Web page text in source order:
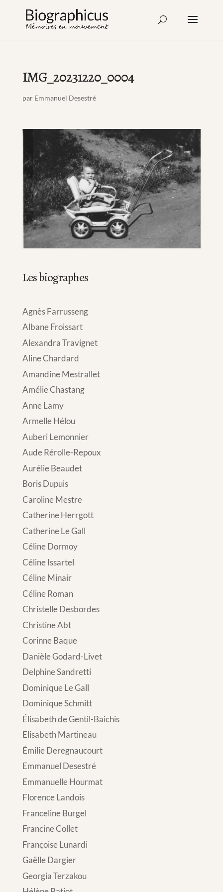
IMG_20231220_0004
par Emmanuel Desestré
Les biographes
Agnès Farrusseng
Albane Froissart
Alexandra Travignet
Aline Chardard
Amandine Mestrallet
Amélie Chastang
Anne Lamy
Armelle Hélou
Auberi Lemonnier
Aude Rérolle-Repoux
Aurélie Beaudet
Boris Dupuis
Caroline Mestre
Catherine Herrgott
Catherine Le Gall
Céline Dormoy
Céline Issartel
Céline Minair
Céline Roman
Christelle Desbordes
Christine Abt
Corinne Baque
Danièle Godard-Livet
Delphine Sandretti
Dominique Le Gall
Dominique Schmitt
Élisabeth de Gentil-Baichis
Elisabeth Martineau
Émilie Deregnaucourt
Emmanuel Desestré
Emmanuelle Hourmat
Florence Landois
Franceline Burgel
Francine Collet
Françoise Lunardi
Gaëlle Dargier
Georgia Terzakou